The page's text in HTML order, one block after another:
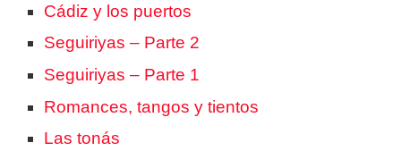
Cádiz y los puertos
Seguiriyas – Parte 2
Seguiriyas – Parte 1
Romances, tangos y tientos
Las tonás